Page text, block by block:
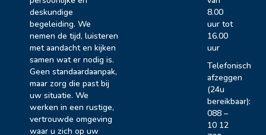
deskundige
begeleiding. We
nemen de tijd, luisteren
met aandacht en kijken
samen wat er nodig is.
Geen standaardaanpak,
maar zorg die past bij
uw situatie. We
werken in een rustige,
vertrouwde omgeving
waar u zich op uw
8.00
uur tot
16.00
uur
Telefonisch
afzeggen
(24u
bereikbaar):
088 –
10 12